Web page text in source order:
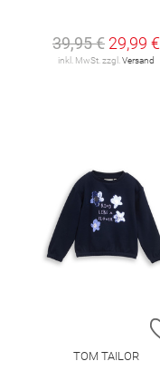
39,95 € 29,99 €
inkl. MwSt. zzgl. Versand
TOM TAILOR